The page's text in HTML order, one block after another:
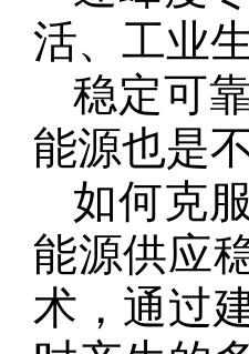
活、工业
稳定可
能源也是
如何克
能源供应
术，通过